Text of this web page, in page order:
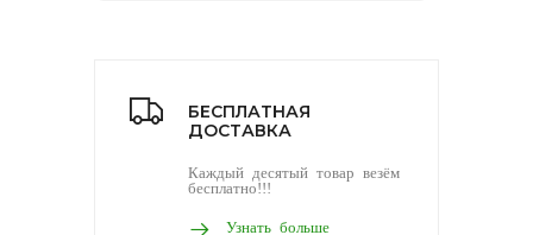
БЕСПЛАТНАЯ
ДОСТАВКА
Каждый десятый товар везём
бесплатно!!!
Узнать больше